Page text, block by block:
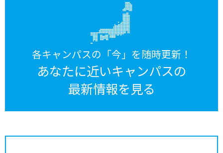
各キャンパスの「今」を随時更新！
あなたに近いキャンパスの
最新情報を見る